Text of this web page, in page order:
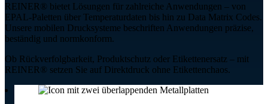
REINER® bietet Lösungen für zahlreiche Anwendungen – von
EPAL-Paletten über Temperaturdaten bis hin zu Data Matrix Codes.
Unsere mobilen Drucksysteme beschriften Anwendungen präzise,
beständig und normkonform.
Ob Rückverfolgbarkeit, Produktschutz oder Etikettenersatz – mit
REINER® setzen Sie auf Direktdruck ohne Etikettenchaos.